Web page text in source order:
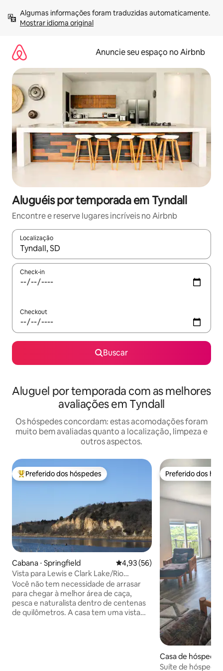
para
Mostrar idioma original
Anuncie seu espaço no Airbnb
Aluguéis por temporada em Tyndall
Encontre e reserve lugares incríveis no Airbnb
Localização
Quando os resultados estiverem disponíveis, explore-os
Check-in
Checkout
Buscar
Aluguel por temporada com as melhores
avaliações em Tyndall
Os hóspedes concordam: estas acomodações foram
muito bem avaliadas quanto a localização, limpeza e
outros aspectos.
Entre os melhores preferidos dos hóspedes
Preferido dos hóspedes
Cabana ⋅ Springfield 4,93 de uma avaliação média
4,93 (56)
Vista para Lewis e Clark Lake/Rio
Missouri
Você não tem necessidade de arrasar
para chegar à melhor área de caça,
pesca e naturalista dentro de centenas
de quilômetros. A casa tem uma vista
Preferido dos
Preferido dos
Casa de
Suíte de